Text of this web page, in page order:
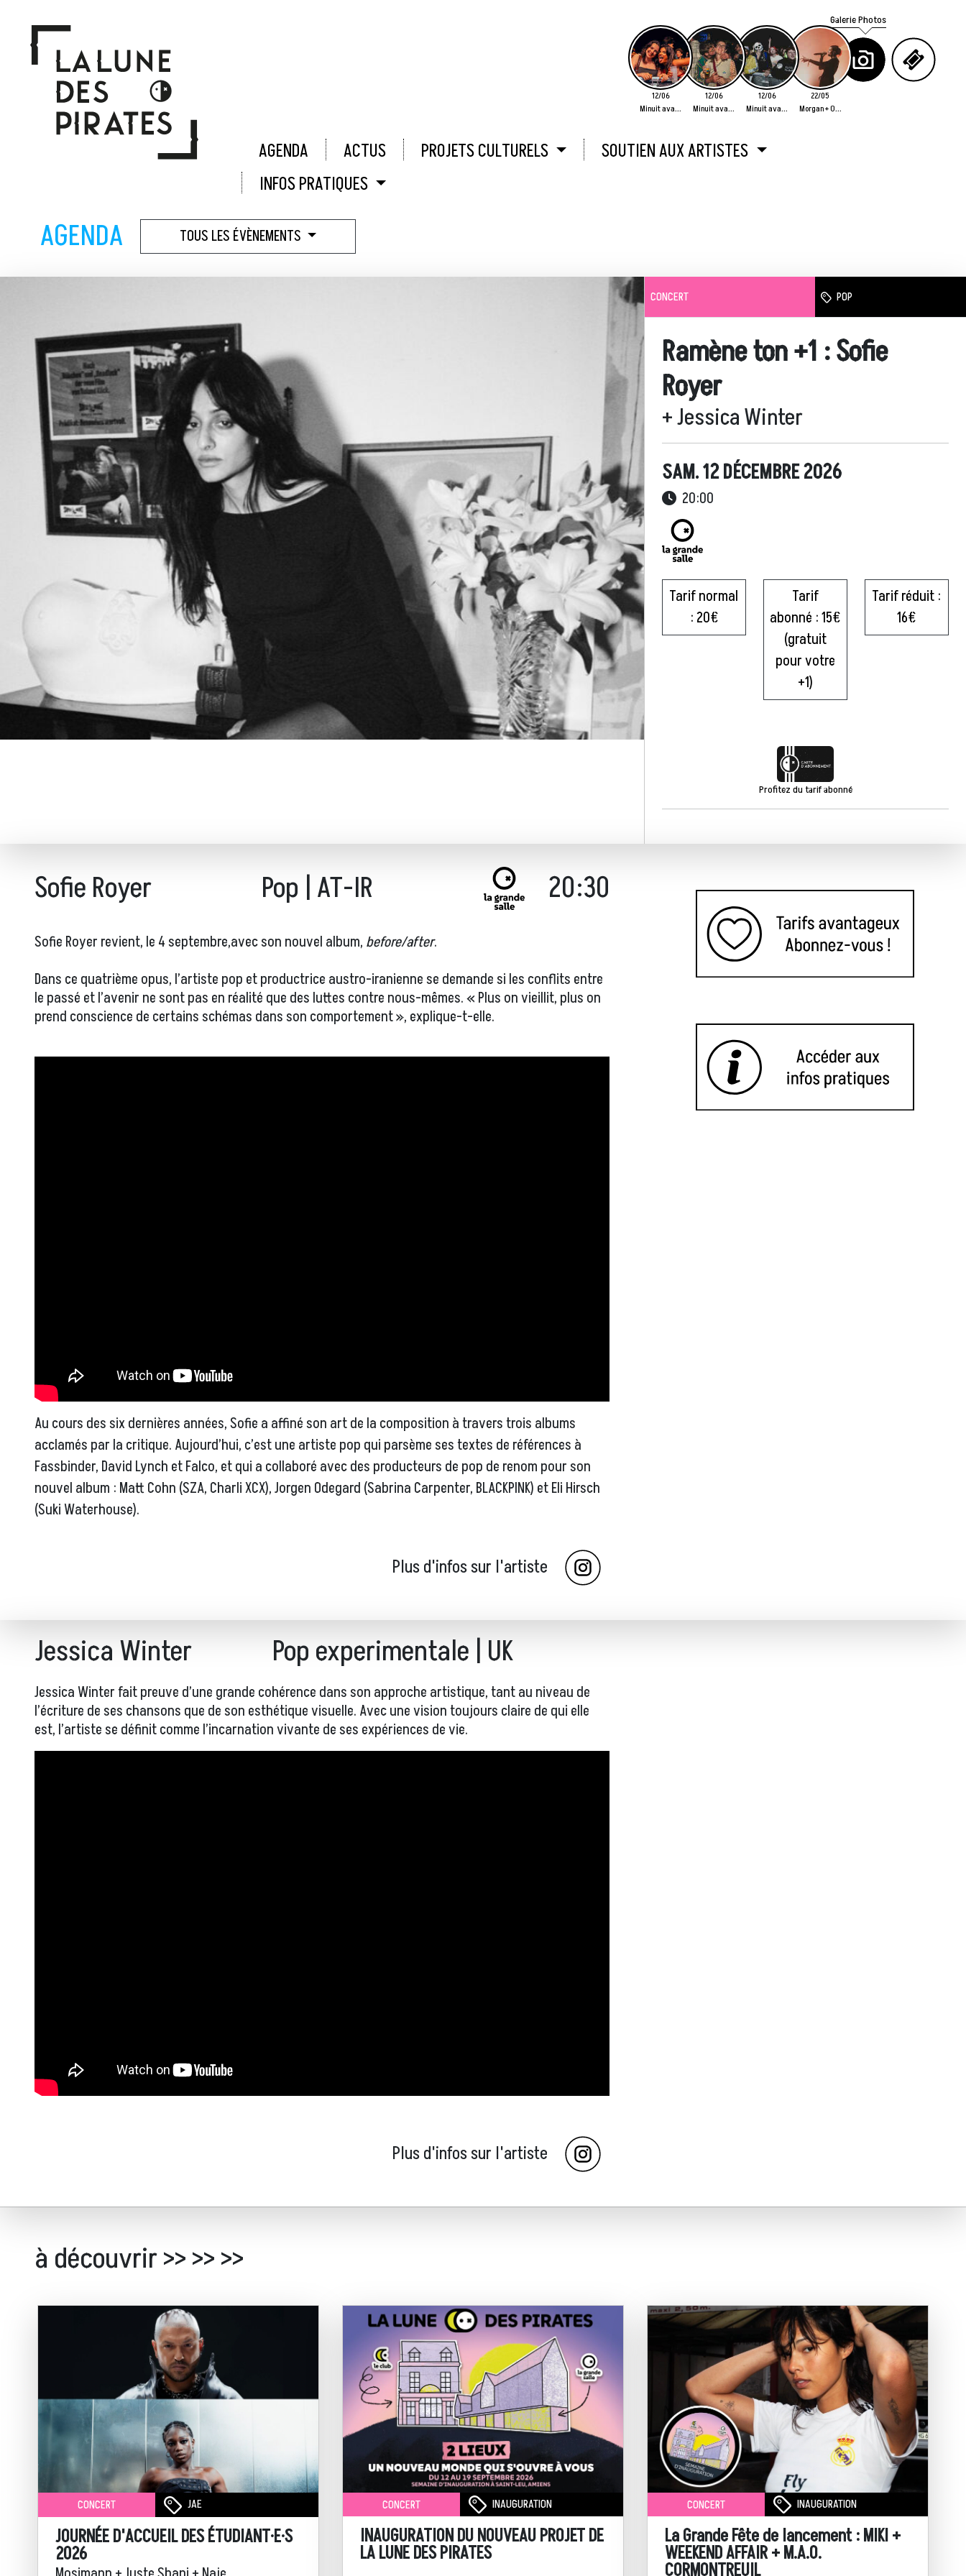
12/06
Minuit ava...
12/06
Minuit ava...
12/06
Minuit ava...
22/05
Morgan + O...
Galerie Photos
AGENDA ACTUS PROJETS CULTURELS
SOUTIEN AUX ARTISTES
INFOS PRATIQUES
AGENDA TOUS LES ÉVÈNEMENTS
CONCERT POP
Ramène ton +1 : Sofie
Royer
+ Jessica Winter
SAM. 12 DÉCEMBRE 2026
20:00
Tarif normal
: 20€
Tarif
abonné : 15€
(gratuit
pour votre
+1)
Tarif réduit :
16€
Profitez du tarif abonné
Sofie Royer Pop | AT-IR 20:30
Sofie Royer revient, le 4 septembre,avec son nouvel album, before/after.
Dans ce quatrième opus, l’artiste pop et productrice austro-iranienne se demande si les conflits entre
le passé et l’avenir ne sont pas en réalité que des luttes contre nous-mêmes. « Plus on vieillit, plus on
prend conscience de certains schémas dans son comportement », explique-t-elle.
Au cours des six dernières années, Sofie a affiné son art de la composition à travers trois albums
acclamés par la critique. Aujourd’hui, c’est une artiste pop qui parsème ses textes de références à
Fassbinder, David Lynch et Falco, et qui a collaboré avec des producteurs de pop de renom pour son
nouvel album : Matt Cohn (SZA, Charli XCX), Jorgen Odegard (Sabrina Carpenter, BLACKPINK) et Eli Hirsch
(Suki Waterhouse).
Plus d'infos sur l'artiste
Jessica Winter Pop experimentale | UK
Jessica Winter fait preuve d’une grande cohérence dans son approche artistique, tant au niveau de
l’écriture de ses chansons que de son esthétique visuelle. Avec une vision toujours claire de qui elle
est, l’artiste se définit comme l’incarnation vivante de ses expériences de vie.
Plus d'infos sur l'artiste
à découvrir >> >> >>
CONCERT JAE
JOURNÉE D'ACCUEIL DES ÉTUDIANT·E·S
2026
CONCERT INAUGURATION
INAUGURATION DU NOUVEAU PROJET DE
LA LUNE DES PIRATES
CONCERT INAUGURATION
La Grande Fête de lancement : MIKI +
WEEKEND AFFAIR + M.A.O.
CORMONTREUIL